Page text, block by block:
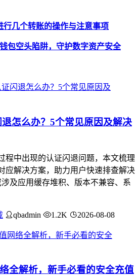
行几个转账的操作与注意事项
包空头陷阱，守护数字资产安全
怎么办？5个常见原因及解决
程中出现的认证闪退问题，本文梳理
应解决方案，助力用户快速排查解决
及应用缓存堆积、版本不兼容、系
qbadmin 1.2K 2026-08-08
全解析，新手必看的安全充值